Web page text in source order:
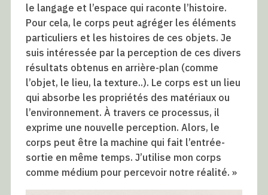
le langage et l’espace qui raconte l’histoire.
Pour cela, le corps peut agréger les éléments
particuliers et les histoires de ces objets. Je
suis intéressée par la perception de ces divers
résultats obtenus en arrière-plan (comme
l’objet, le lieu, la texture..). Le corps est un lieu
qui absorbe les propriétés des matériaux ou
l’environnement. À travers ce processus, il
exprime une nouvelle perception. Alors, le
corps peut être la machine qui fait l’entrée-
sortie en même temps. J’utilise mon corps
comme médium pour percevoir notre réalité. »